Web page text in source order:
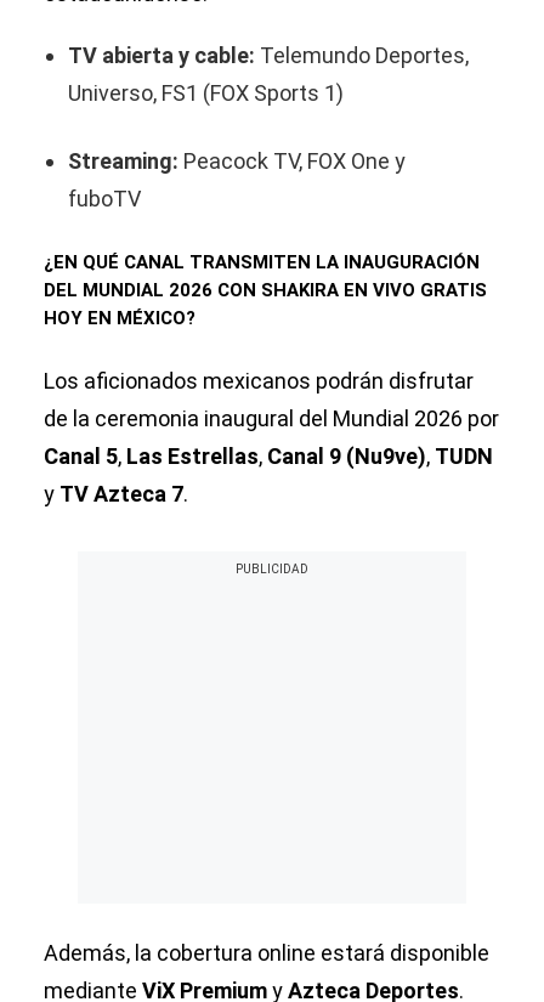
TV abierta y cable: Telemundo Deportes,
Universo, FS1 (FOX Sports 1)
Streaming: Peacock TV, FOX One y
fuboTV
¿EN QUÉ CANAL TRANSMITEN LA INAUGURACIÓN
DEL MUNDIAL 2026 CON SHAKIRA EN VIVO GRATIS
HOY EN MÉXICO?
Los aficionados mexicanos podrán disfrutar
de la ceremonia inaugural del Mundial 2026 por
Canal 5, Las Estrellas, Canal 9 (Nu9ve), TUDN
y TV Azteca 7.
Además, la cobertura online estará disponible
mediante ViX PremiumyAzteca Deportes.